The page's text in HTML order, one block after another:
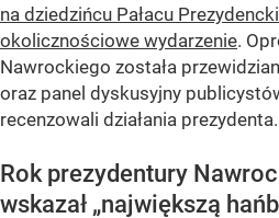
na dziedzińcu Pałacu
okolicznościowe wydarzenie.
Nawrockiego została
oraz panel dyskusyjny
recenzowali działania prezydenta.
Rok prezydentury
wskazał „największą